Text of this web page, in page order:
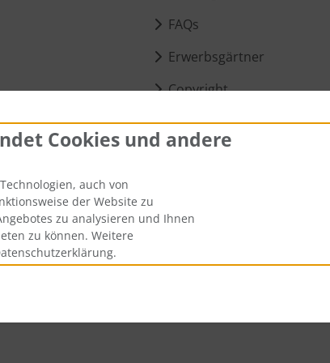
&
FAQs
Erwerbsgärtner
Copyright
Über uns
. Die durchgestrichenen Preise entsprechen dem
Samenfest, Gemüse Biosaatgut © 2026 | Template ©
Cookies und andere
auch von
der Website zu
zu analysieren und Ihnen
zu können. Weitere